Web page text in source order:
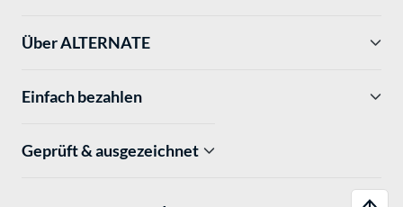
Über ALTERNATE
Einfach bezahlen
Geprüft & ausgezeichnet